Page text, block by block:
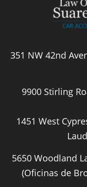
351 NW 42nd
9900 Stirling
1451 West
5650 Woodland
(Oficinas de